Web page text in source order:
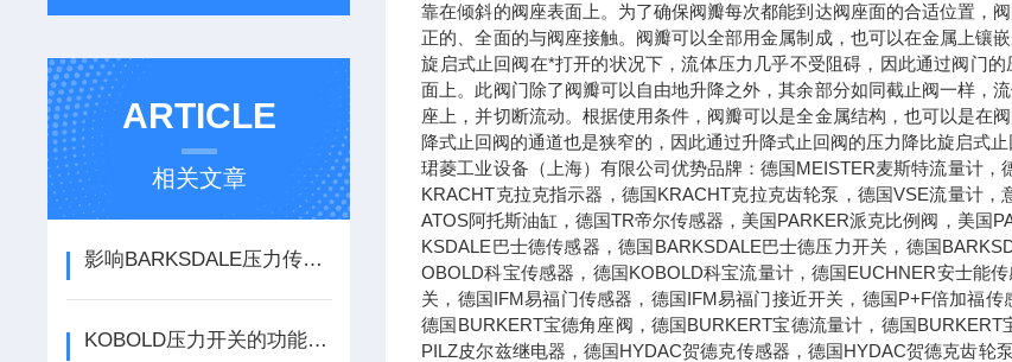
ARTICLE
相关文章
影响BARKSDALE压力传感器准确性的主要因素
KOBOLD压力开关的功能解析与应用指南
靠在倾斜的阀座表面上。为了确保阀瓣每次都能到达阀座面的合适位置，
正的、全面的与阀座接触。阀瓣可以全部用金属制成，也可以在金属上镶
旋启式止回阀在*打开的状况下，流体压力几乎不受阻碍，因此通过阀门
面上。此阀门除了阀瓣可以自由地升降之外，其余部分如同截止阀一样，
座上，并切断流动。根据使用条件，阀瓣可以是全金属结构，也可以是在
降式止回阀的通道也是狭窄的，因此通过升降式止回阀的压力降比旋启式
珺菱工业设备（上海）有限公司优势品牌：德国MEISTER麦斯特流量计
KRACHT克拉克指示器，德国KRACHT克拉克齿轮泵，德国VSE流量计
ATOS阿托斯油缸，德国TR帝尔传感器，美国PARKER派克比例阀，美国
KSDALE巴士德传感器，德国BARKSDALE巴士德压力开关，德国
OBOLD科宝传感器，德国KOBOLD科宝流量计，德国EUCHNER安士能
关，德国IFM易福门传感器，德国IFM易福门接近开关，德国P+F倍加福
德国BURKERT宝德角座阀，德国BURKERT宝德流量计，德国
PILZ皮尔兹继电器，德国HYDAC贺德克传感器，德国HYDAC贺德克齿